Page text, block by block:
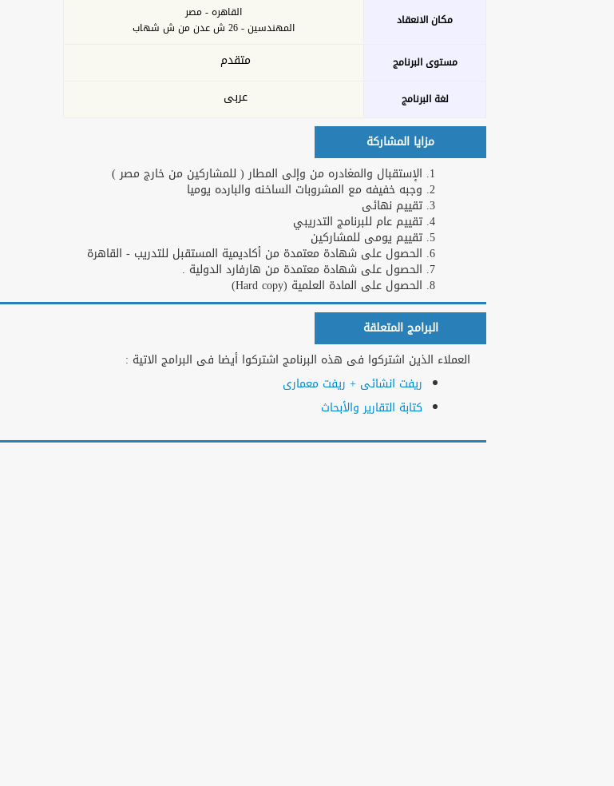
مكان الانعقاد
القاهره - مصر
المهندسين - 26 ش عدن من ش شهاب
مستوى البرنامج
متقدم
لغة البرنامج عربى
مزايا المشاركة
الإستقبال والمغادره من وإلى المطار ( للمشاركين من خارج مصر )
وجبه خفيفه مع المشروبات الساخنه والبارده يوميا
تقييم نهائى
تقييم عام للبرنامج التدريبي
تقييم يومى للمشاركين
الحصول على شهادة معتمدة من أكاديمية المستقبل للتدريب - القاهرة
الحصول على شهادة معتمدة من هارفارد الدولية .
الحصول على المادة العلمية (Hard copy)
البرامج المتعلقة
العملاء الذين اشتركوا فى هذه البرنامج اشتركوا أيضا فى البرامج الاتية :
ريفت انشائى + ريفت معمارى
كتابة التقارير والأبحاث